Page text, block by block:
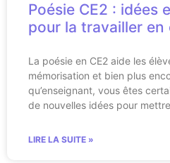
Poésie CE2 : idées
pour la travailler en
La poésie en CE2 aide les
mémorisation et bien plus
qu’enseignant, vous êtes
de nouvelles idées pour
LIRE LA SUITE »